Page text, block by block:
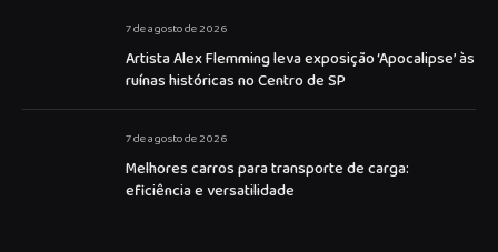
7 de agosto de 2026
Artista Alex Flemming leva exposição ‘Apocalipse’ às
ruínas históricas no Centro de SP
7 de agosto de 2026
Melhores carros para transporte de carga:
eficiência e versatilidade